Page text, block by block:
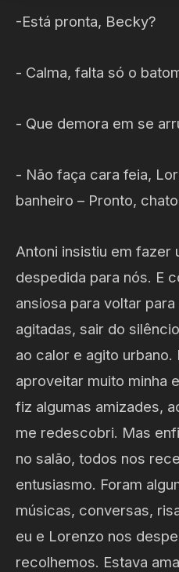
-Está pronta, Becky?
- Calma, falta só o
- Que demora em se
- Não faça cara feia,
banheiro – Pronto,
Antoni insistiu em fazer
despedida para nós. E
ansiosa para voltar
agitadas, sair do
ao calor e agito urbano.
aproveitar muito minha
fiz algumas amizades,
me redescobri. Mas
no salão, todos nos
entusiasmo. Foram
músicas, conversas,
eu e Lorenzo nos
recolhemos. Estava